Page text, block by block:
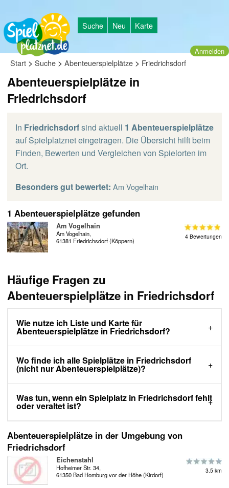
Suche Neu Karte
Anmelden
Start > Suche > Abenteuerspielplätze > Friedrichsdorf
Abenteuerspielplätze in
Friedrichsdorf
In Friedrichsdorfsind aktuell 1 Abenteuerspielplätze
auf Spielplatznet eingetragen. Die Übersicht hilft beim
Finden, Bewerten und Vergleichen von Spielorten im
Ort.
Besonders gut bewertet: Am Vogelhain
1 Abenteuerspielplätze gefunden
Am Vogelhain
Am Vogelhain,
61381 Friedrichsdorf (Köppern)
4 Bewertungen
Häufige Fragen zu
Abenteuerspielplätze in Friedrichsdorf
Wie nutze ich Liste und Karte für
Abenteuerspielplätze in Friedrichsdorf?
Wo finde ich alle Spielplätze in Friedrichsdorf
(nicht nur Abenteuerspielplätze)?
Was tun, wenn ein Spielplatz in Friedrichsdorf fehlt
oder veraltet ist?
Abenteuerspielplätze in der Umgebung von
Friedrichsdorf
Eichenstahl
Hofheimer Str. 34,
61350 Bad Homburg vor der Höhe (Kirdorf)
3.5 km